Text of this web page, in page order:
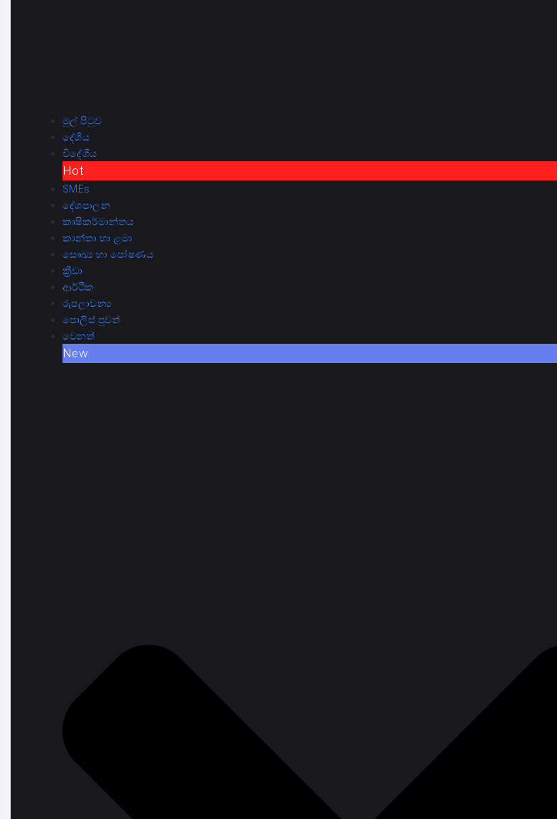
මුල් පිටුව
දේශීය
විදේශීය
Hot
SMEs
දේශපාලන
කෘෂිකර්මාන්තය
කාන්තා හා ළමා
සෞඛ්‍ය හා පෝෂණය
ක්‍රීඩා
ආර්ථික
රුපලාවන්‍ය
පොලිස් පුවත්
වෙනත්
New